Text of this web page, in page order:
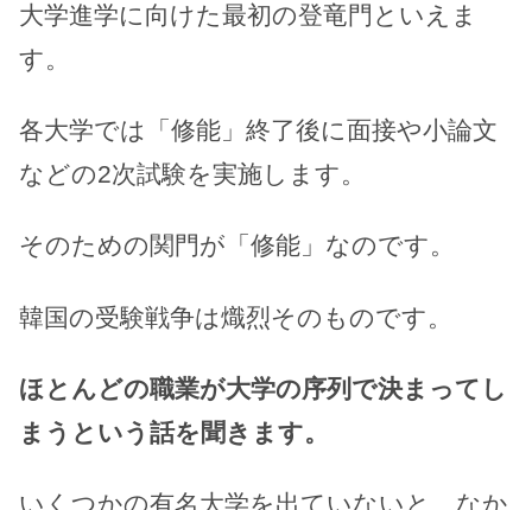
大学進学に向けた最初の登竜門といえま
す。
各大学では「修能」終了後に面接や小論文
などの2次試験を実施します。
そのための関門が「修能」なのです。
韓国の受験戦争は熾烈そのものです。
ほとんどの職業が大学の序列で決まってし
まうという話を聞きます。
いくつかの有名大学を出ていないと、なか